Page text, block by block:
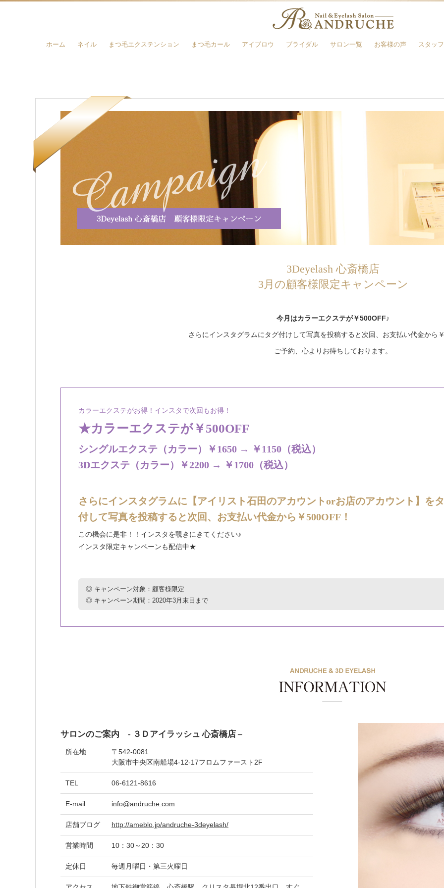
ホーム ネイル まつ毛エクステンション まつ毛カール アイブロウ ブライダル サロン一覧 お客様の声 スタッフ
3Deyelash 心斎橋店
3月の顧客様限定キャンペーン
今月はカラーエクステが￥500OFF♪
さらにインスタグラムにタグ付けして写真を投稿すると次回、お支払い代金から
ご予約、心よりお待ちしております。
カラーエクステがお得！インスタで次回もお得！
★カラーエクステが￥500OFF
シングルエクステ（カラー）￥1650 → ￥1150（税込）
3Dエクステ（カラー）￥2200 → ￥1700（税込）
さらにインスタグラムに【アイリスト石田のアカウントorお店のアカウント】を
付して写真を投稿すると次回、お支払い代金から￥500OFF！
この機会に是非！！インスタを覗きにきてください♪
インスタ限定キャンペーンも配信中★
◎ キャンペーン対象：顧客様限定
◎ キャンペーン期間：2020年3月末日まで
サロンのご案内 - ３Ｄアイラッシュ 心斎橋店 –
所在地
〒542-0081
大阪市中央区南船場4-12-17フロムファースト2F
TEL 06-6121-8616
E-mail info@andruche.com
店舗ブログ http://ameblo.jp/andruche-3deyelash/
営業時間 10：30～20：30
定休日 毎週月曜日・第三火曜日